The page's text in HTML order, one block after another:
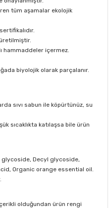
tüm aşamalar ekolojik
hammaddeler içermez.
biyolojik olarak parçalanır.
sıvı sabun ile köpürtünüz, su
sıcaklıkta katılaşsa bile ürün
glycoside, Decyl glycoside,
Organic orange essential oil.
olduğundan ürün rengi